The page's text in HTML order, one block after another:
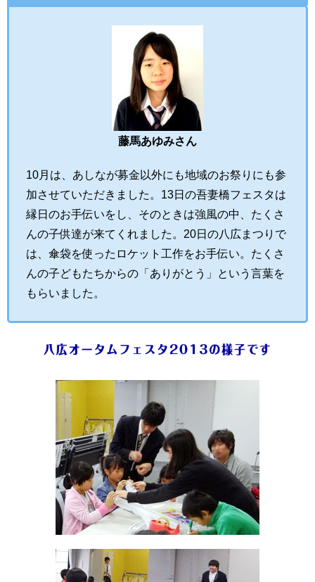
藤馬あゆみさん
10月は、あしなが募金以外にも地域のお祭りにも参
加させていただきました。13日の吾妻橋フェスタは
縁日のお手伝いをし、そのときは強風の中、たくさ
んの子供達が来てくれました。20日の八広まつりで
は、傘袋を使ったロケット工作をお手伝い。たくさ
んの子どもたちからの「ありがとう」という言葉を
もらいました。